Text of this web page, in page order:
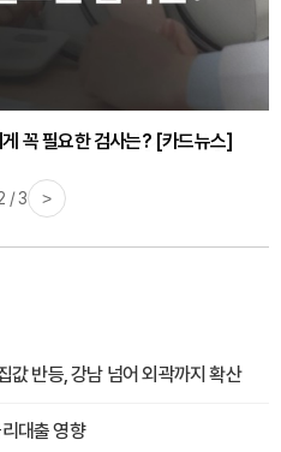
이는 4가지 영양제 [카드뉴스]
/ 3 >
반등, 강남 넘어 외곽까지 확산
대출 영향